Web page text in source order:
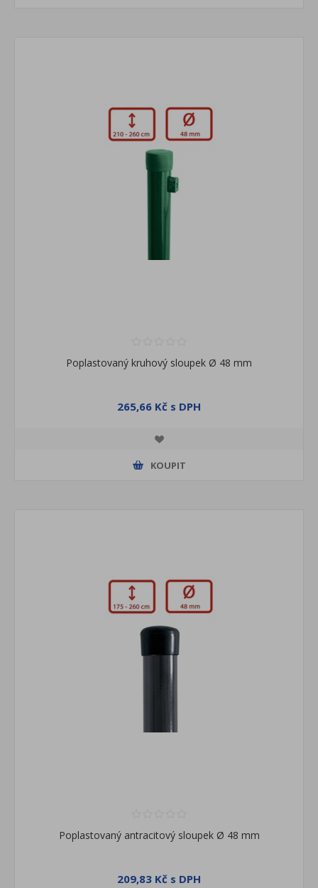
Poplastovaný kruhový sloupek Ø 48 mm
265,66 Kč s DPH
KOUPIT
Poplastovaný antracitový sloupek Ø 48 mm
209,83 Kč s DPH